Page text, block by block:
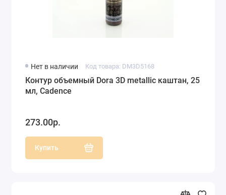
Нет в наличии Код товара: DM3D5168
Контур объемный Dora 3D metallic каштан, 25
мл, Cadence
273.00р.
Купить